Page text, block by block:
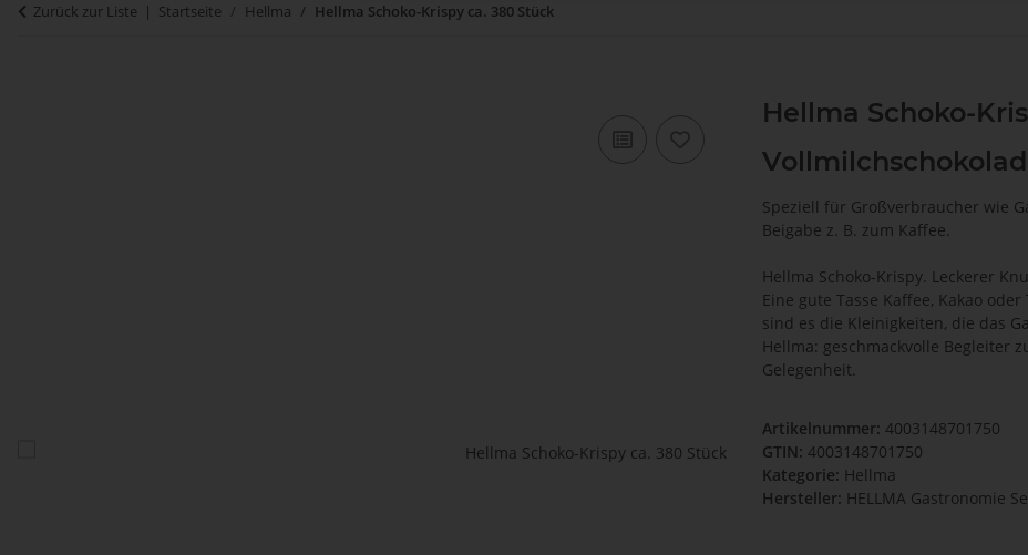
Zurück zur Liste Startseite Hellma Hellma Schoko-Krispy ca. 380 Stück
Hellma Schoko-
Speziell für Großverbraucher wie
Beigabe z. B. zum Kaffee.
Hellma Schoko-Krispy. Leckerer
Eine gute Tasse Kaffee, Kakao
sind es die Kleinigkeiten, die das
Hellma: geschmackvolle Begleiter
Gelegenheit.
Artikelnummer: 4003148701750
GTIN: 4003148701750
Kategorie: Hellma
Hersteller: HELLMA Gastronomie